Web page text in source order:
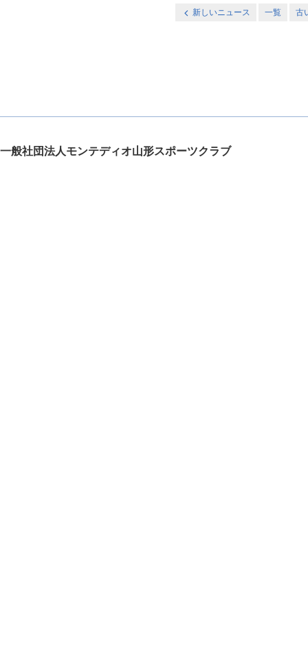
新しいニュース 一覧 古
一般社団法人モンテディオ山形スポーツクラブ